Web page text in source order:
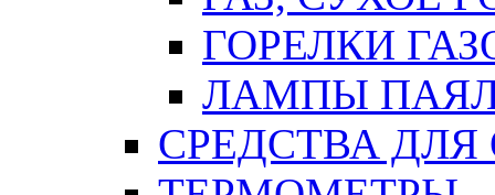
ГОРЕЛКИ
ЛАМПЫ
СРЕДСТВА